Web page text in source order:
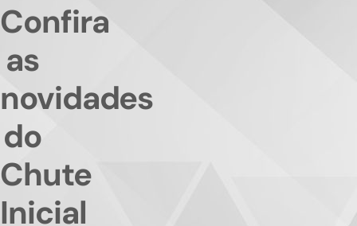
Confira
as
novidades
do
Chute
Inicial